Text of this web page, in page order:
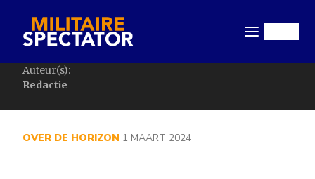
naar
inhoud
gaan
Auteur(s):
Redactie
OVER DE HORIZON 1 MAART 2024